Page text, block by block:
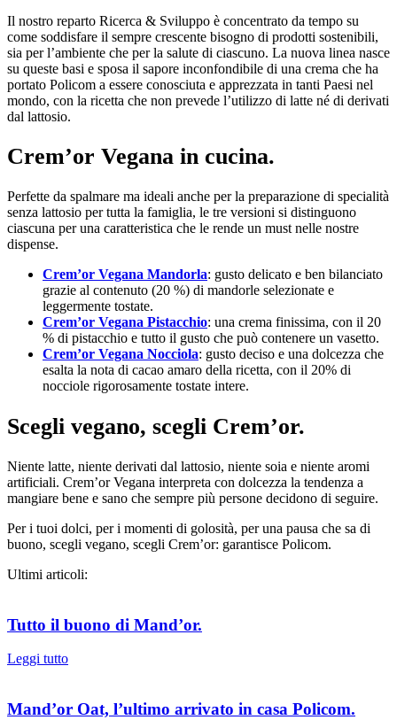
Il nostro reparto Ricerca & Sviluppo è concentrato da tempo su
come soddisfare il sempre crescente bisogno di prodotti sostenibili,
sia per l’ambiente che per la salute di ciascuno. La nuova linea nasce
su queste basi e sposa il sapore inconfondibile di una crema che ha
portato Policom a essere conosciuta e apprezzata in tanti Paesi nel
mondo, con la ricetta che non prevede l’utilizzo di latte né di derivati
dal lattosio.
Crem’or Vegana in cucina.
Perfette da spalmare ma ideali anche per la preparazione di specialità
senza lattosio per tutta la famiglia, le tre versioni si distinguono
ciascuna per una caratteristica che le rende un must nelle nostre
dispense.
Crem’or Vegana Mandorla: gusto delicato e ben bilanciato
grazie al contenuto (20 %) di mandorle selezionate e
leggermente tostate.
Crem’or Vegana Pistacchio: una crema finissima, con il 20
% di pistacchio e tutto il gusto che può contenere un vasetto.
Crem’or Vegana Nocciola: gusto deciso e una dolcezza che
esalta la nota di cacao amaro della ricetta, con il 20% di
nocciole rigorosamente tostate intere.
Scegli vegano, scegli Crem’or.
Niente latte, niente derivati dal lattosio, niente soia e niente aromi
artificiali. Crem’or Vegana interpreta con dolcezza la tendenza a
mangiare bene e sano che sempre più persone decidono di seguire.
Per i tuoi dolci, per i momenti di golosità, per una pausa che sa di
buono, scegli vegano, scegli Crem’or: garantisce Policom.
Ultimi articoli:
Tutto il buono di Mand’or.
Leggi tutto
Mand’or Oat, l’ultimo arrivato in casa Policom.